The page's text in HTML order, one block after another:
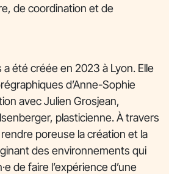
de coordination et de
été créée en 2023 à Lyon. Elle
d’Anne-Sophie
avec Julien Grosjean,
plasticienne. À travers
poreuse la création et la
des environnements qui
de faire l’expérience d’une